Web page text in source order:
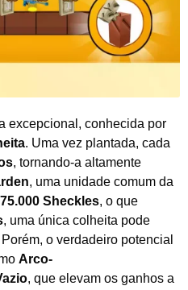
excepcional, conhecida por
. Uma vez plantada, cada
, tornando-a altamente
, uma unidade comum da
Sheckles, o que
, uma única colheita pode
Porém, o verdadeiro potencial
Arco-
, que elevam os ganhos a